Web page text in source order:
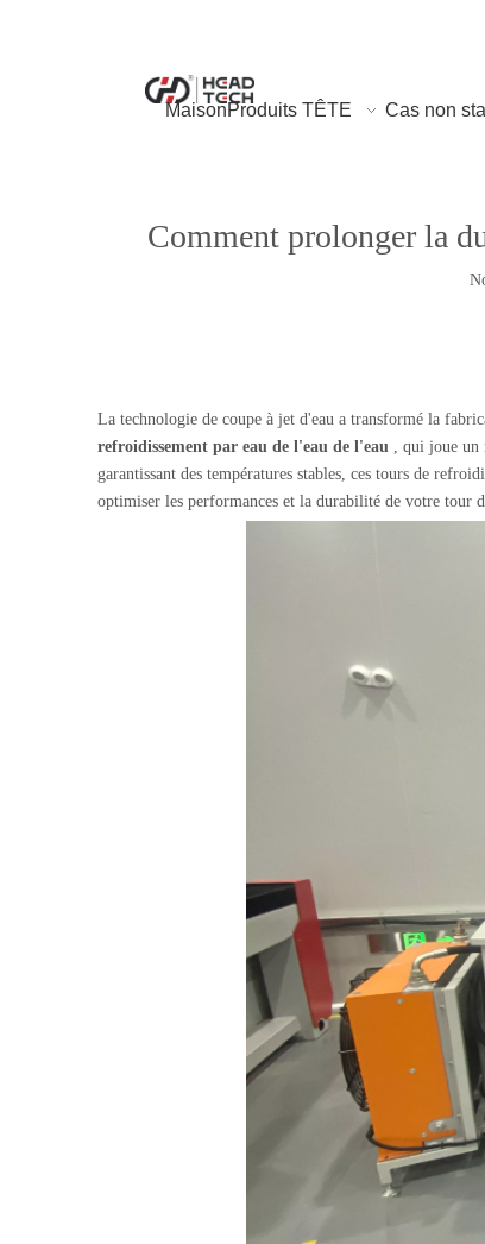
MaisonProduits TÊTE Cas non
Comment prolonger la
La technologie de coupe à jet d'eau a transformé la
refroidissement par eau de l'eau de l'eau , qui joue un
garantissant des températures stables, ces tours de
optimiser les performances et la durabilité de votre tour